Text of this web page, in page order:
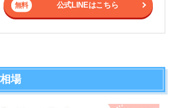
公式LINEはこちら
場